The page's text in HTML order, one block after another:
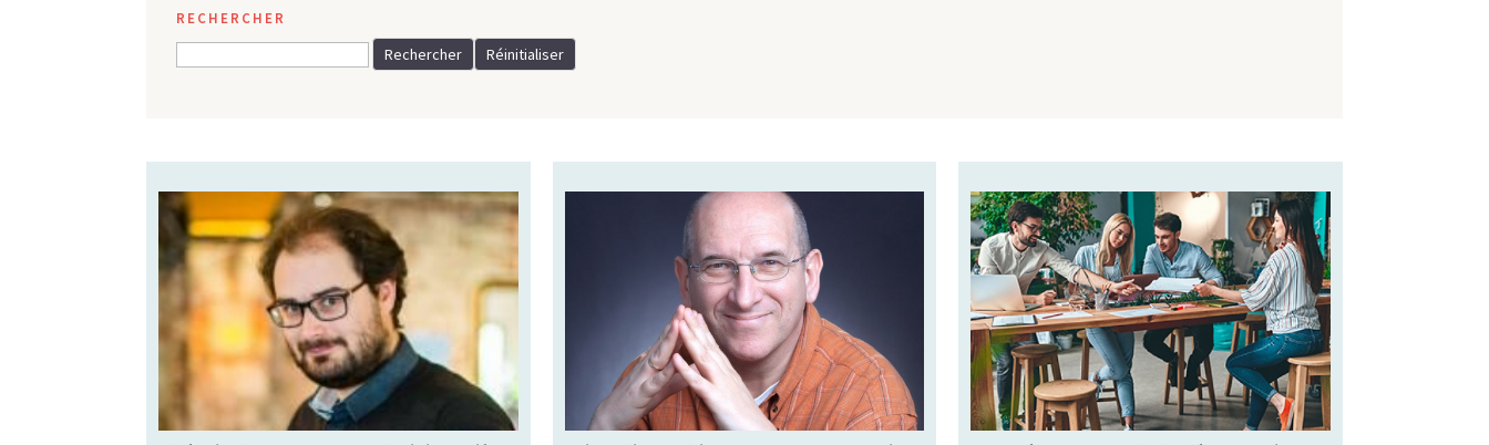
RECHERCHER
Olivier Jaspart, dans son travail autour
des biens communs, tente de construire
une théorie des communs administratifs.
En s’appuyant sur les textes juridiques
français et des expériences et avancées
du droit italien autour des biens
communs, il nous propose dans cet
entretien mené par Pascal Desfarges
une réflexion argumentée sur les
conditions juridiques possibles
permettant […]
Dans cet entretien de Michel Bauwens
par Pascal Desfarges, le fondateur de la
Peer to Peer Foundation nous présente
les Communs, et leur défense, comme
une solution à la crise sanitaire que nous
traversons à l’heure actuelle.
Type de ressource:
Article
Thématique:
Effets sociaux
Et si les tiers-lieux étaient les meilleurs
alliés de la démocratie contributive et de
l’action citoyenne à l’échelle locale ?
C’est la piste qu’explore Audrey Charluet,
en charge des partenariats transverses
et des tiers-lieux au sein de la Caisse des
Dépôts, dans cet article.
Type de ressource:
Article
Thématique:
Effets sociaux